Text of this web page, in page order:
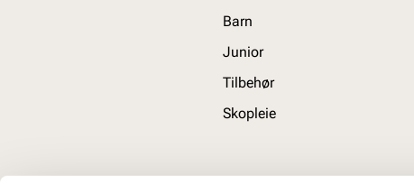
Barn
Junior
Tilbehør
Skopleie